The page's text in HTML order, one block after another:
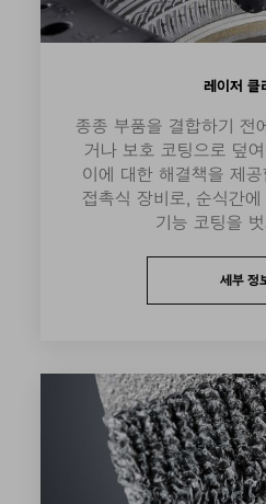
레이저 클
종종 부품을 결합하기 전
거나 보호 코팅으로 덮
이에 대한 해결책을 제공
접촉식 장비로, 순식간
기능 코팅을
세부 정